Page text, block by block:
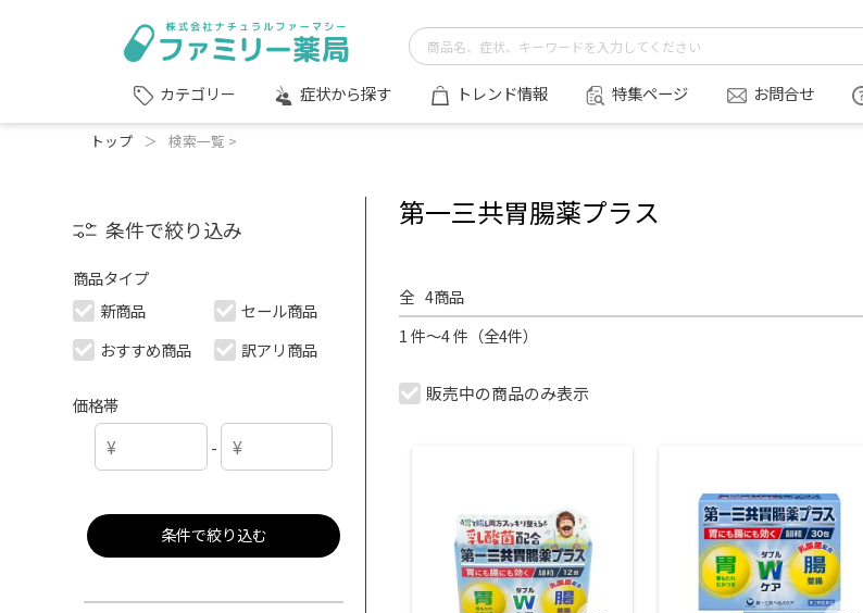
カテゴリー 症状から探す トレンド情報 特集ページ お問合せ
トップ ＞ 検索一覧 >
条件で絞り込み
商品タイプ
新商品
セール商品
おすすめ商品
訳アリ商品
価格帯
-
条件で絞り込む
第一三共胃腸薬プラス
全 4商品
1 件～4 件（全4件）
販売中の商品のみ表示